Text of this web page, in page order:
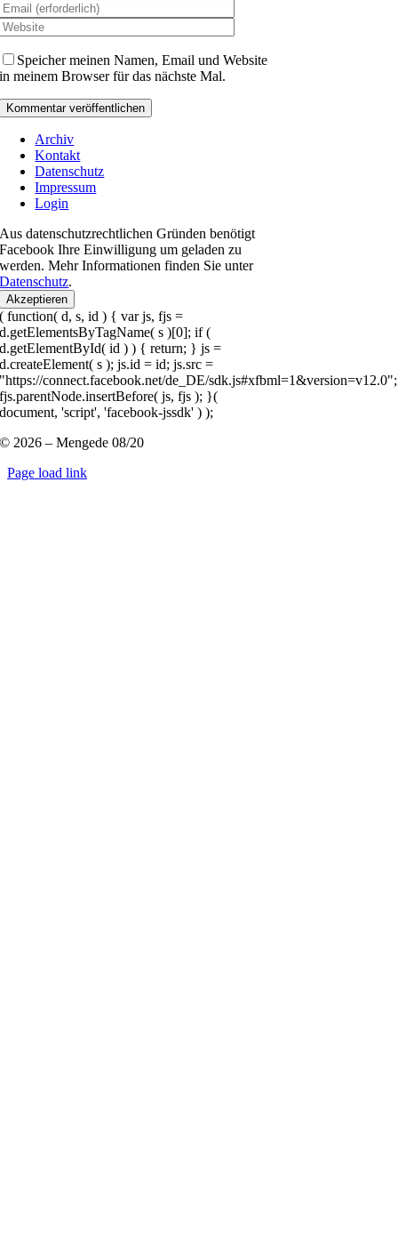
Speicher meinen Namen, Email und Website
in meinem Browser für das nächste Mal.
Archiv
Kontakt
Datenschutz
Impressum
Login
Aus datenschutzrechtlichen Gründen benötigt
Facebook Ihre Einwilligung um geladen zu
werden. Mehr Informationen finden Sie unter
Datenschutz.
Akzeptieren
( function( d, s, id ) { var js, fjs =
d.getElementsByTagName( s )[0]; if (
d.getElementById( id ) ) { return; } js =
d.createElement( s ); js.id = id; js.src =
"https://connect.facebook.net/de_DE/sdk.js#xfbml=1&version=v12.0";
fjs.parentNode.insertBefore( js, fjs ); }(
document, 'script', 'facebook-jssdk' ) );
© 2026 – Mengede 08/20
Page load link